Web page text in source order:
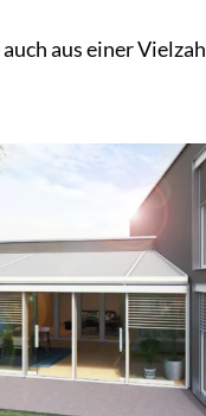
aus einer